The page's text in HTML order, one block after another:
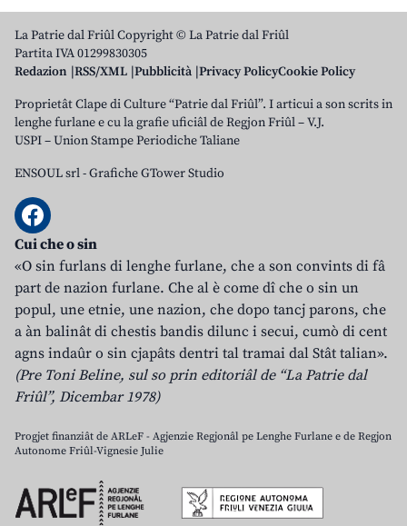
La Patrie dal Friûl Copyright © La Patrie dal Friûl
Partita IVA 01299830305
Redazion RSS/XML Pubblicità Privacy PolicyCookie Policy
Proprietât Clape di Culture “Patrie dal Friûl”. I articui a son scrits in
lenghe furlane e cu la grafie uficiâl de Regjon Friûl – V.J.
USPI – Union Stampe Periodiche Taliane
ENSOUL srl-Grafiche GTower Studio
Cui che o sin
«O sin furlans di lenghe furlane, che a son convints di fâ
part de nazion furlane. Che al è come dî che o sin un
popul, une etnie, une nazion, che dopo tancj parons, che
a àn balinât di chestis bandis dilunc i secui, cumò di cent
agns indaûr o sin cjapâts dentri tal tramai dal Stât talian».
(Pre Toni Beline, sul so prin editoriâl de “La Patrie dal
Friûl”, Dicembar 1978)
Progjet finanziât de ARLeF - Agjenzie Regjonâl pe Lenghe Furlane e de Regjon
Autonome Friûl-Vignesie Julie